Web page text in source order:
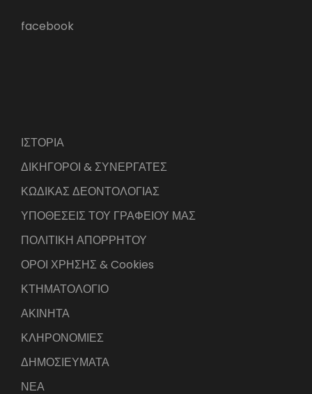
facebook
ΙΣΤΟΡΙΑ
ΔΙΚΗΓΟΡΟΙ & ΣΥΝΕΡΓΑΤΕΣ
ΚΩΔΙΚΑΣ ΔΕΟΝΤΟΛΟΓΙΑΣ
ΥΠΟΘΕΣΕΙΣ ΤΟΥ ΓΡΑΦΕΙΟΥ ΜΑΣ
ΠΟΛΙΤΙΚΗ ΑΠΟΡΡΗΤΟΥ
ΟΡΟΙ ΧΡΗΣΗΣ & Cookies
ΚΤΗΜΑΤΟΛΟΓΙΟ
ΑΚΙΝΗΤΑ
ΚΛΗΡΟΝΟΜΙΕΣ
ΔΗΜΟΣΙΕΥΜΑΤΑ
ΝΕΑ